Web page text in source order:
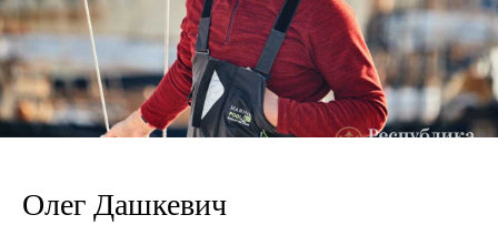
Олег Дашкевич